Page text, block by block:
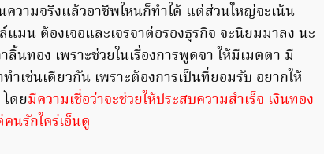
ความจริงแล้วอาชีพไหนก็ทำได้ แต่ส่วนใหญ่จะเน้น
มน ต้องเจอและเจรจาต่อรองธุรกิจ จะนิยมมาลง นะ
ทอง เพราะช่วยในเรื่องการพูดจา ให้มีเมตตา มี
เช่นเดียวกัน เพราะต้องการเป็นที่ยอมรับ อยากให้
ดยมีความเชื่อว่าจะช่วยให้ประสบความสำเร็จ เงินทอง
นรักใคร่เอ็นดู